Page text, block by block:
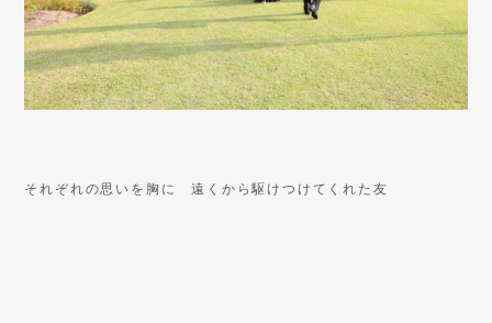
それぞれの思いを胸に 遠くから駆けつけてくれた友